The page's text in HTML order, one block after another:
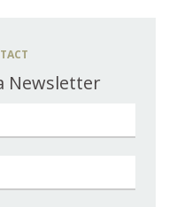
Newsletter